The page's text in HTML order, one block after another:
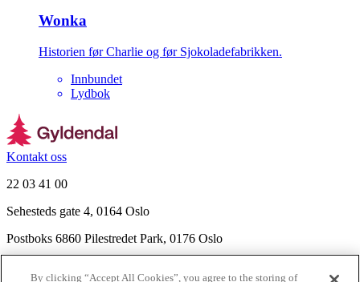
Wonka
Historien før Charlie og før Sjokoladefabrikken.
Innbundet
Lydbok
Kontakt oss
22 03 41 00
Sehesteds gate 4, 0164 Oslo
Postboks 6860 Pilestredet Park, 0176 Oslo
By clicking “Accept All Cookies”, you agree to the storing of